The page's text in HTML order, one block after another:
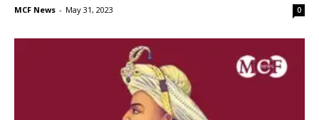
MCF News - May 31, 2023 0